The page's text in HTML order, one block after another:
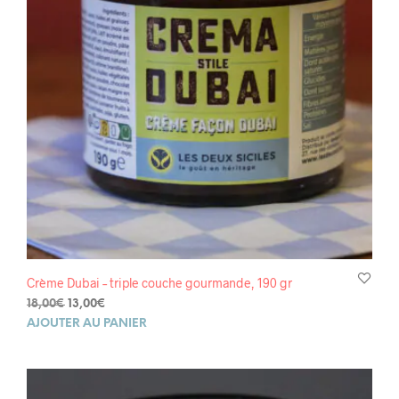
Crème Dubai – triple couche gourmande, 190 gr
18,00€ Le
prix
18,00€.
13,00€
prix
13,00€.
AJOUTER AU PANIER